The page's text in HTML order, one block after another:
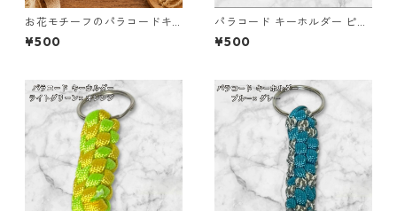
お花モチーフのパラコードキ
ーホルダー ブルー×イエロー
ハンドメイド 国産 本革 ヌメ革
¥500
パラコード キーホルダー ピン
ク グリーン 編み込み s30
¥500